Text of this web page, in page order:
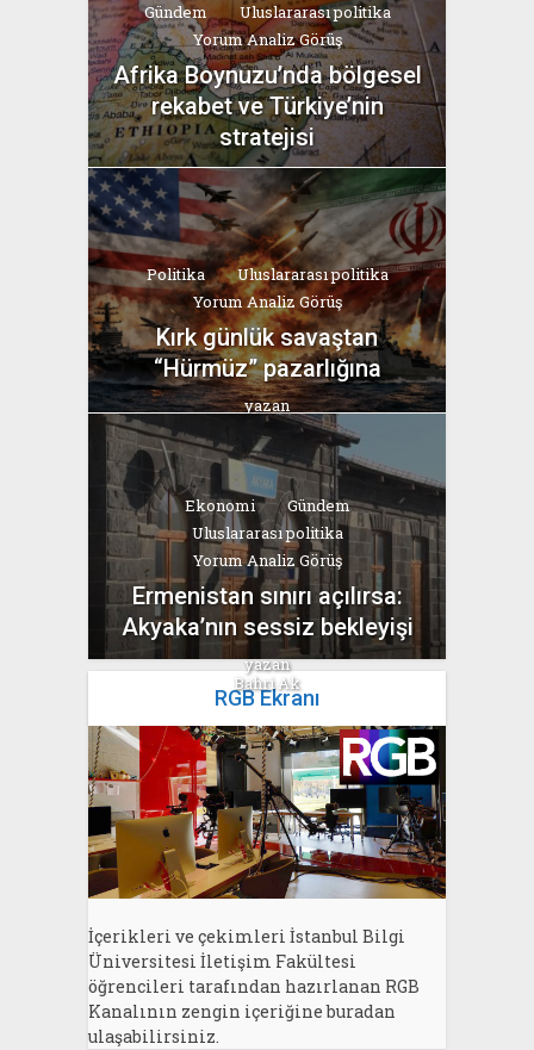
Gündem
Uluslararası politika
Yorum Analiz Görüş
Afrika Boynuzu’nda bölgesel
rekabet ve Türkiye’nin
stratejisi
yazan
Bahri Ak
Politika
Uluslararası politika
Yorum Analiz Görüş
Kırk günlük savaştan
“Hürmüz” pazarlığına
yazan
Bahri Ak
Ekonomi
Gündem
Uluslararası politika
Yorum Analiz Görüş
Ermenistan sınırı açılırsa:
Akyaka’nın sessiz bekleyişi
yazan
Bahri Ak
RGB Ekranı
İçerikleri ve çekimleri İstanbul Bilgi
Üniversitesi İletişim Fakültesi
öğrencileri tarafından hazırlanan RGB
Kanalının zengin içeriğine buradan
ulaşabilirsiniz.